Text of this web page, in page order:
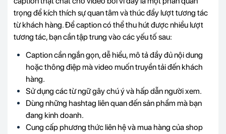
trọng để kích thích sự quan tâm và thúc đẩy lượt tương tác
từ khách hàng. Để caption có thể thu hút được nhiều lượt
tương tác, bạn cần tập trung vào các yếu tố sau:
Caption cần ngắn gọn, dễ hiểu, mô tả đầy đủ nội dung
hoặc thông điệp mà video muốn truyền tải đến khách
hàng.
Sử dụng các từ ngữ gây chú ý và hấp dẫn người xem.
Dùng những hashtag liên quan đến sản phẩm mà bạn
đang kinh doanh.
Cung cấp phương thức liên hệ và mua hàng của shop